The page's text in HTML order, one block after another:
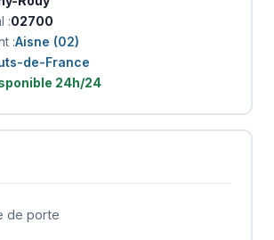
:02700
:Aisne (02)
de-France
24h/24
de porte